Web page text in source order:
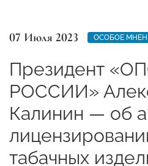
07 Июля 2023 ОСОБОЕ
Президент
РОССИИ»
Калинин — об
табачных